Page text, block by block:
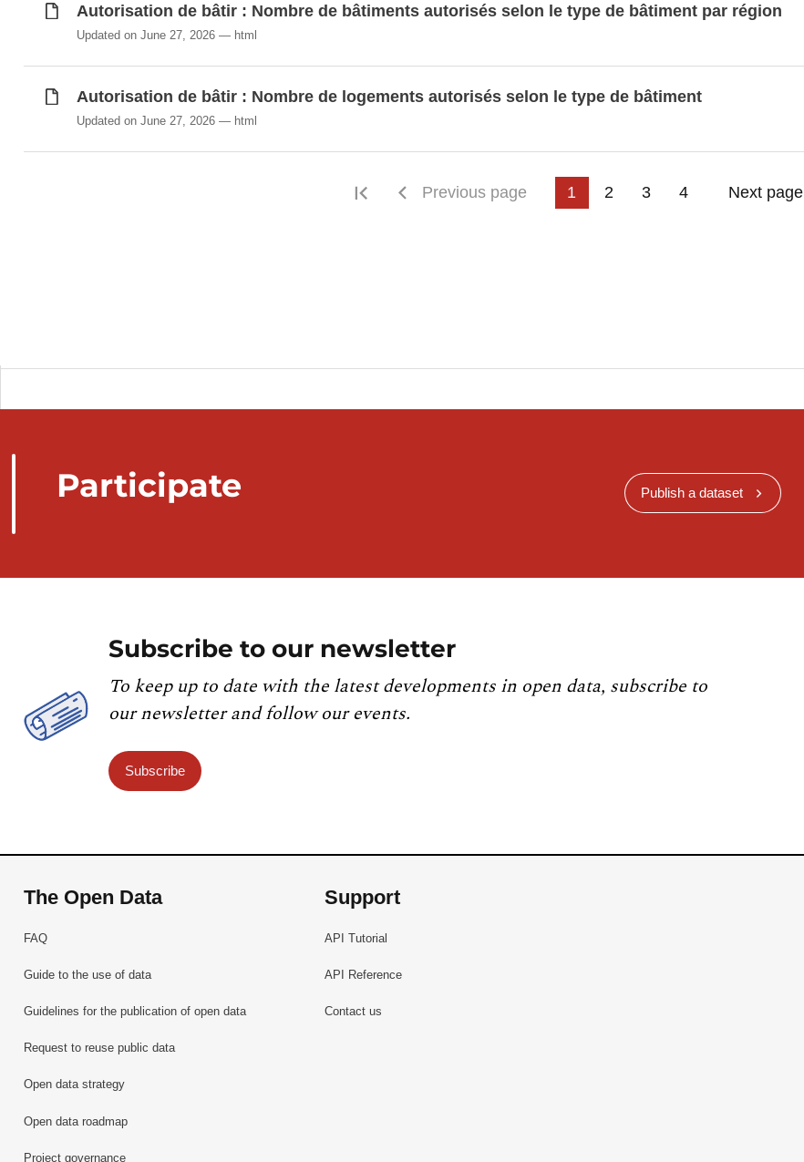
Autorisation de bâtir : Nombre de bâtiments autorisés selon le type de bâtiment par région
Updated on June 27, 2026 html
Autorisation de bâtir : Nombre de logements autorisés selon le type de bâtiment
Updated on June 27, 2026 html
First pagePrevious page 1 2 3 4 Next page
Participate Publish a dataset
Subscribe to our newsletter
To keep up to date with the latest developments in open data, subscribe to
our newsletter and follow our events.
Subscribe
The Open Data
FAQ
Guide to the use of data
Guidelines for the publication of open data
Request to reuse public data
Open data strategy
Open data roadmap
Project governance
Support
API Tutorial
API Reference
Contact us